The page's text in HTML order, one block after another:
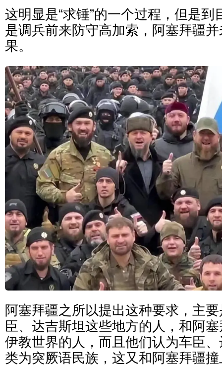
这明显是“求锤”的一个过程，但是
是调兵前来防守高加索，阿塞拜疆
果。
阿塞拜疆之所以提出这种要求，主
臣、达吉斯坦这些地方的人，和阿
伊教世界的人，而且他们认为车臣
类为突厥语民族，这又和阿塞拜疆